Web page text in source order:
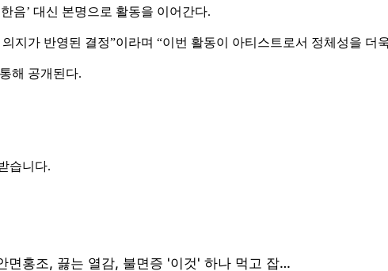
음’ 대신 본명으로 활동을 이어간다.
지가 반영된 결정”이라며 “이번 활동이 아티스트로서 정체성을 더
해 공개된다.
습니다.